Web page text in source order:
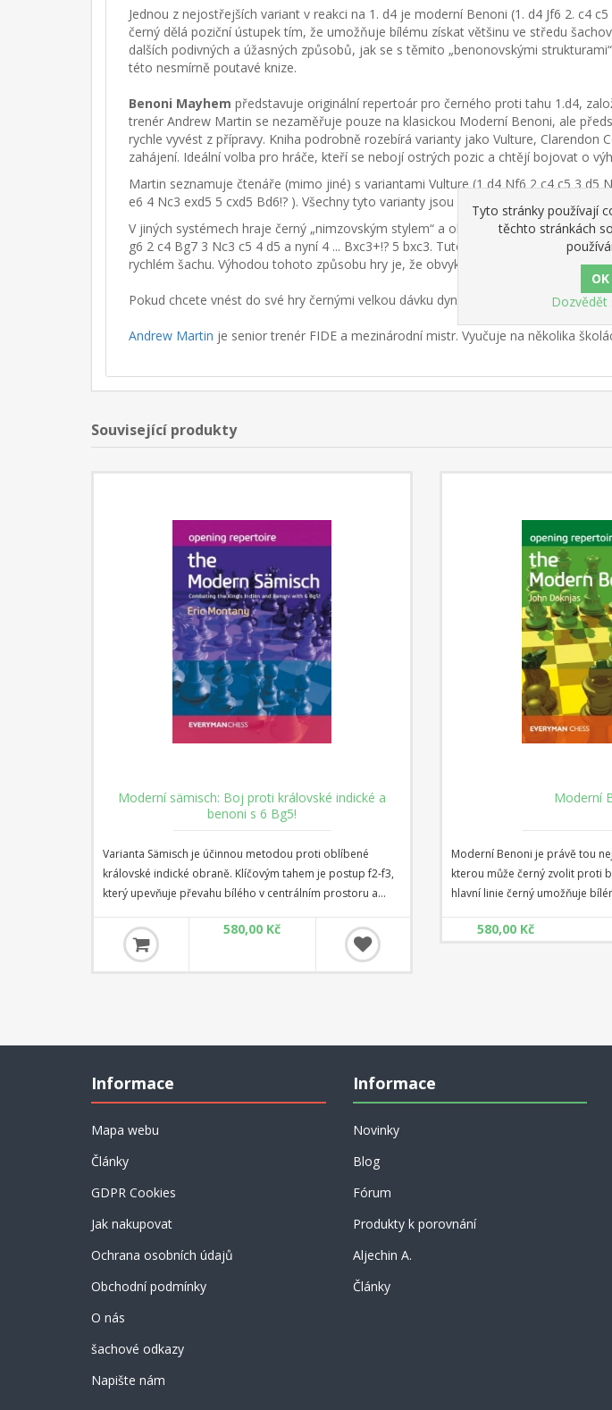
Jednou z nejostřejších variant v reakci na 1. d4 je moderní Benoni (1. d4 Jf6 2. c4
černý dělá poziční ústupek tím, že umožňuje bílému získat většinu ve středu
dalších podivných a úžasných způsobů, jak se s těmito „benonovskými
této nesmírně poutavé knize.
Benoni Mayhem představuje originální repertoár pro černého proti tahu 1.d4,
trenér Andrew Martin se nezaměřuje pouze na klasickou Moderní Benoni, ale
rychle vyvést z přípravy. Kniha podrobně rozebírá varianty jako Vulture,
zahájení. Ideální volba pro hráče, kteří se nebojí ostrých pozic a chtějí bojovat o
Martin seznamuje čtenáře (mimo jiné) s variantami Vulture (1 d4 Nf6 2 c4 c5 3 d5
e6 4 Nc3 exd5 5 cxd5 Bd6!? ). Všechny tyto varianty jsou sice poněkud
V jiných systémech hraje černý „nimzovským stylem“ a obětuje střelce na
g6 2 c4 Bg7 3 Nc3 c5 4 d5 a nyní 4 ... Bxc3+!? 5 bxc3. Tuto variantu
rychlém šachu. Výhodou tohoto způsobu hry je, že obvykle vyvede dobře
Pokud chcete vnést do své hry černými velkou dávku dynamiky, způsobte v Benoni
Andrew Martin je senior trenér FIDE a mezinárodní mistr. Vyučuje na několika
Související produkty
Moderní Benoni
Moderní Benoni je právě tou nejagresivnější metodou,
kterou může černý zvolit proti bílému 1 d4. Ve variantách
hlavní linie černý umožňuje bílému mít převahu centrálních
oplátku však černý získává možnost nesmírně dynamické
protihry. Tím se bílý dostává pod okamžitý tlak, protože
každý nepřesný tah se může ukázat jako katastrofální.
580,00 Kč
Sada taktických
Benoniho obrana ostrá jako
ideální volba pro hráče, kteří
pozice. Obě strany mají díky
přičemž hra černého
Informace
Mapa webu
Články
GDPR Cookies
Jak nakupovat
Ochrana osobních údajů
Obchodní podmínky
O nás
šachové odkazy
Napište nám
Informace
Novinky
Blog
Fórum
Produkty k porovnání
Aljechin A.
Články
Tyto stránky používají
těchto stránkách
Dozvědět